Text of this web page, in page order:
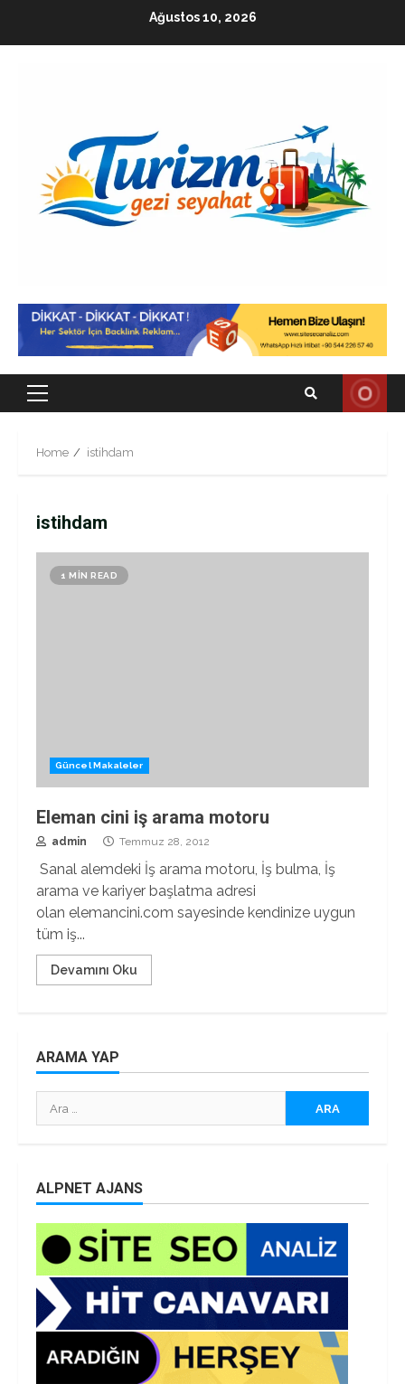
Ağustos 10, 2026
Primary
Home istihdam
istihdam
1 MIN READ
Güncel Makaleler
Eleman cini iş arama motoru
admin Temmuz 28, 2012
Sanal alemdeki İş arama motoru, İş bulma, İş
arama ve kariyer başlatma adresi
olan elemancini.com sayesinde kendinize uygun
tüm iş...
Devamını Oku
ARAMA YAP
Arama:
ALPNET AJANS